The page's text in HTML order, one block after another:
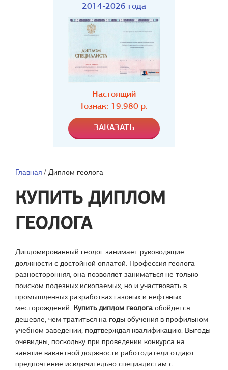
2014-2026 года
Настоящий
Гознак: 19.980 р.
Главная / Диплом геолога
КУПИТЬ ДИПЛОМ
ГЕОЛОГА
Дипломированный геолог занимает руководящие
должности с достойной оплатой. Профессия геолога
разносторонняя, она позволяет заниматься не только
поиском полезных ископаемых, но и участвовать в
промышленных разработках газовых и нефтяных
месторождений. Купить диплом геолога обойдется
дешевле, чем тратиться на годы обучения в профильном
учебном заведении, подтверждая квалификацию. Выгоды
очевидны, поскольку при проведении конкурса на
занятие вакантной должности работодатели отдают
предпочтение исключительно специалистам с